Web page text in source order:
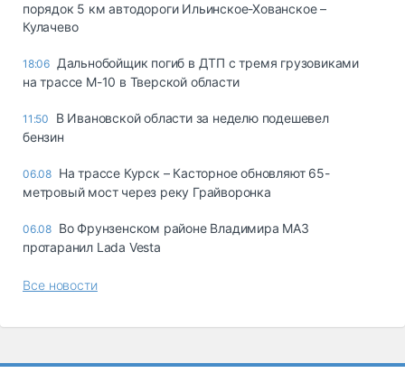
порядок 5 км автодороги Ильинское-Хованское –
Кулачево
18:06 Дальнобойщик погиб в ДТП с тремя грузовиками
на трассе М-10 в Тверской области
11:50
В Ивановской области за неделю подешевел
бензин
06.08 На трассе Курск – Касторное обновляют 65-
метровый мост через реку Грайворонка
06.08 Во Фрунзенском районе Владимира МАЗ
протаранил Lada Vesta
Все новости